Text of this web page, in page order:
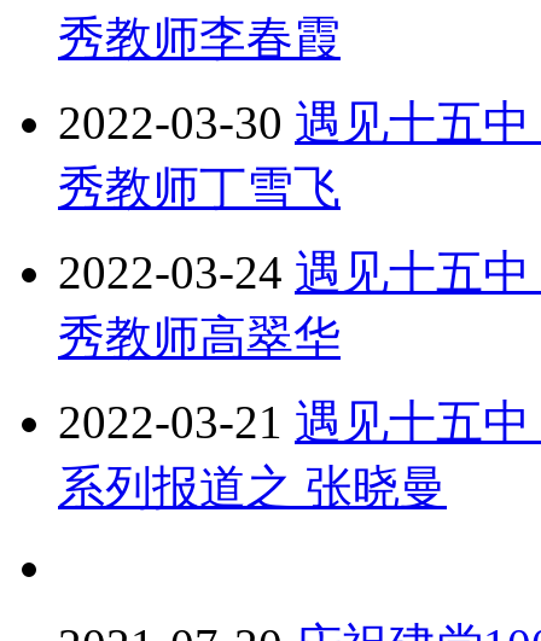
秀教师李春霞
2022-03-30 遇见十五
秀教师丁雪飞
2022-03-24 遇见十五
秀教师高翠华
2022-03-21 遇见十五
系列报道之 张晓曼